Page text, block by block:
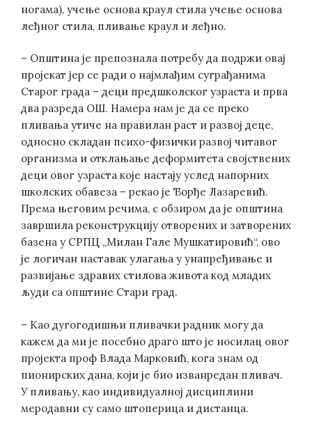
ногама), учење основа краул стила учење основа
леђног стила, пливање краул и леђно.
– Општина је препознала потребу да подржи овај
пројекат јер се ради о најмлађим суграђанима
Старог града – деци предшколског узраста и прва
два разреда ОШ. Намера нам је да се преко
пливања утиче на правилан раст и развој деце,
односно складан психо-физички развој читавог
организма и отклањање деформитета својствених
деци овог узраста које настају услед напорних
школских обавеза – рекао је Ђорђе Лазаревић.
Према његовим речима, с обзиром да је општина
завршила реконструкцију отворених и затворених
базена у СРПЦ „Милан Гале Мушкатировић“, ово
је логичан наставак улагања у унапређивање и
развијање здравих стилова живота код младих
људи са општине Стари град.
– Као дугогодишњи пливачки радник могу да
кажем да ми је посебно драго што је носилац овог
пројекта проф Влада Марковић, кога знам од
пионирских дана, који је био изванредан пливач.
У пливању, као индивидуалној дисциплини
меродавни су само штоперица и дистанца.